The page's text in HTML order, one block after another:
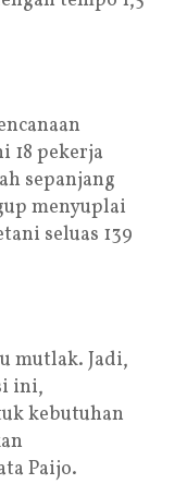
18 pekerja
sepanjang
menyuplai
seluas 139
mutlak. Jadi,
ini,
kebutuhan
Paijo.